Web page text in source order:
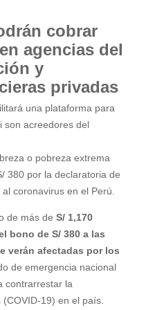
cobrar
agencias del
y
privadas
una plataforma para
son acreedores del
o pobreza extrema
380 por la declaratoria de
coronavirus en el Perú.
de más de S/ 1,170
bono de S/ 380 a las
verán afectadas por los
de emergencia nacional
contrarrestar la
19) en el país.